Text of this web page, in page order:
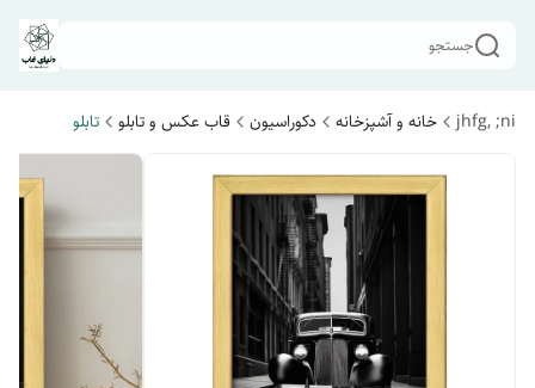
جستجو
jhfg, ;ni خانه و آشپزخانه دکوراسیون قاب عکس و تابلو تابلو